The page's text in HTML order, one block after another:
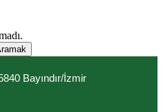
Bayındır/İzmir